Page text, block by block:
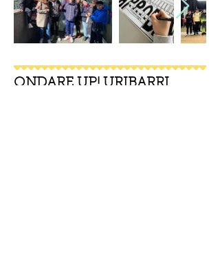
ONDARE UP! URIBARRI